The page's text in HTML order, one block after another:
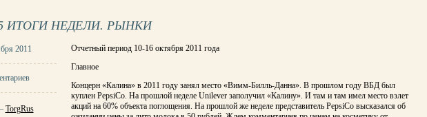
ИТОГИ НЕДЕЛИ. РЫНКИ
2011
TorgRus
Отчетный период 10-16 октября 2011 года
Главное
Концерн «Калина» в 2011 году занял место «Вимм-Билль-Данна». В прошлом году ВБД был
куплен PepsiCo. На прошлой неделе Unilever заполучил «Калину». И там и там имел место взлет
акций на 60% объекта поглощения. На прошлой же неделе представитель PepsiCo высказался об